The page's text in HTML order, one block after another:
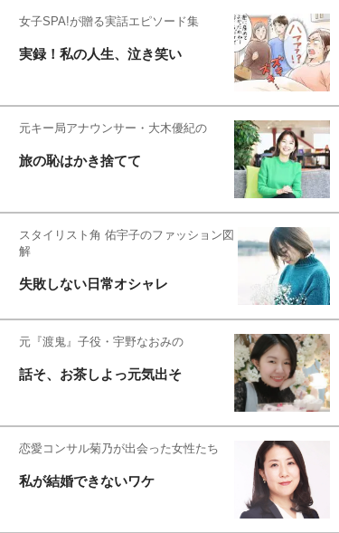
女子SPA!が贈る実話エピソード集
実録！私の人生、泣き笑い
元キー局アナウンサー・大木優紀の
旅の恥はかき捨てて
スタイリスト角 佑宇子のファッション図
解
失敗しない日常オシャレ
元『渡鬼』子役・宇野なおみの
話そ、お茶しよっ元気出そ
恋愛コンサル菊乃が出会った女性たち
私が結婚できないワケ